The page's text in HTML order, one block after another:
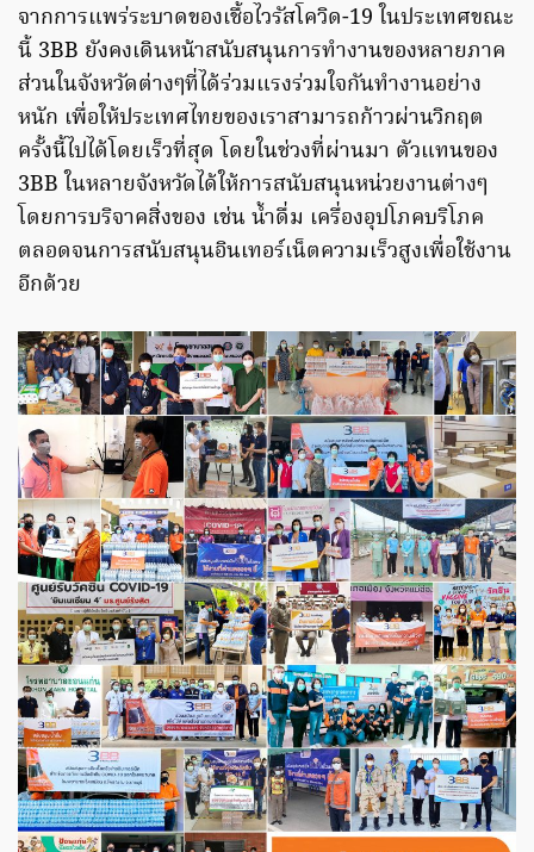
จากการแพร่ระบาดของเชื้อไวรัสโควิด-19 ในประเทศขณะ
นี้ 3BB ยังคงเดินหน้าสนับสนุนการทำงานของหลายภาค
ส่วนในจังหวัดต่างๆที่ได้ร่วมแรงร่วมใจกันทำงานอย่าง
หนัก เพื่อให้ประเทศไทยของเราสามารถก้าวผ่านวิกฤต
ครั้งนี้ไปได้โดยเร็วที่สุด โดยในช่วงที่ผ่านมา ตัวแทนของ
3BB ในหลายจังหวัดได้ให้การสนับสนุนหน่วยงานต่างๆ
โดยการบริจาคสิ่งของ เช่น น้ำดื่ม เครื่องอุปโภคบริโภค
ตลอดจนการสนับสนุนอินเทอร์เน็ตความเร็วสูงเพื่อใช้งาน
อีกด้วย